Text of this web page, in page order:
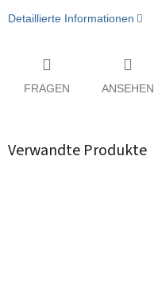
Detaillierte Informationen
FRAGEN ANSEHEN
Verwandte Produkte